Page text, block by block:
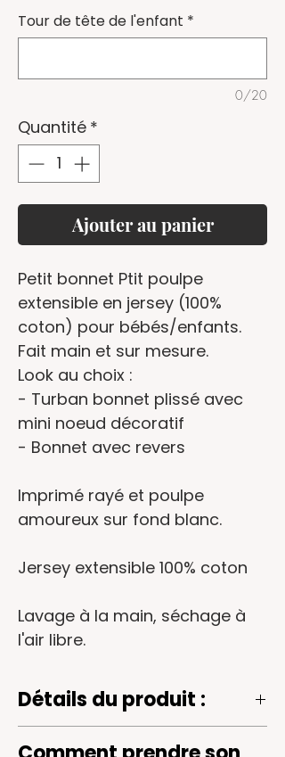
Tour de tête de l'enfant *
0/20
Quantité *
Ajouter au panier
Petit bonnet Ptit poulpe
extensible en jersey (100%
coton) pour bébés/enfants.
Fait main et sur mesure.
Look au choix :
- Turban bonnet plissé avec
mini noeud décoratif
- Bonnet avec revers
Imprimé rayé et poulpe
amoureux sur fond blanc.
Jersey extensible 100% coton
Lavage à la main, séchage à
l'air libre.
Détails du produit :